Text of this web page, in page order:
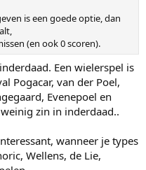
is een goede optie, dan
(en ook 0 scoren).
Een wielerspel is
Pogacar, van der Poel,
Evenepoel en
zin in inderdaad..
wanneer je types
Wellens, de Lie,